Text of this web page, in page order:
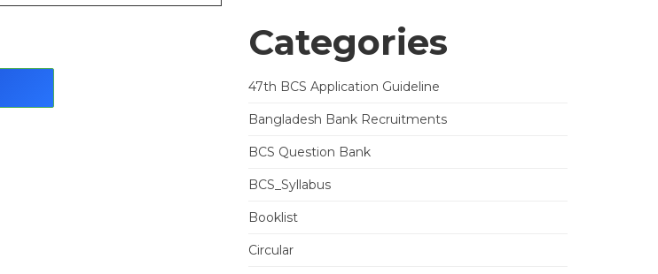
Categories
47th BCS Application Guideline
Bangladesh Bank Recruitments
BCS Question Bank
BCS_Syllabus
Booklist
Circular